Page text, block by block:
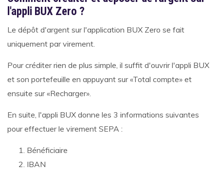
l'appli BUX Zero ?
Le dépôt d'argent sur l'application BUX Zero se fait
uniquement par virement.
Pour créditer rien de plus simple, il suffit d'ouvrir l'appli BUX
et son portefeuille en appuyant sur «Total compte» et
ensuite sur «Recharger».
En suite, l'appli BUX donne les 3 informations suivantes
pour effectuer le virement SEPA :
Bénéficiaire
IBAN